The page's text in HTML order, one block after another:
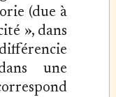
(due à
», dans
une